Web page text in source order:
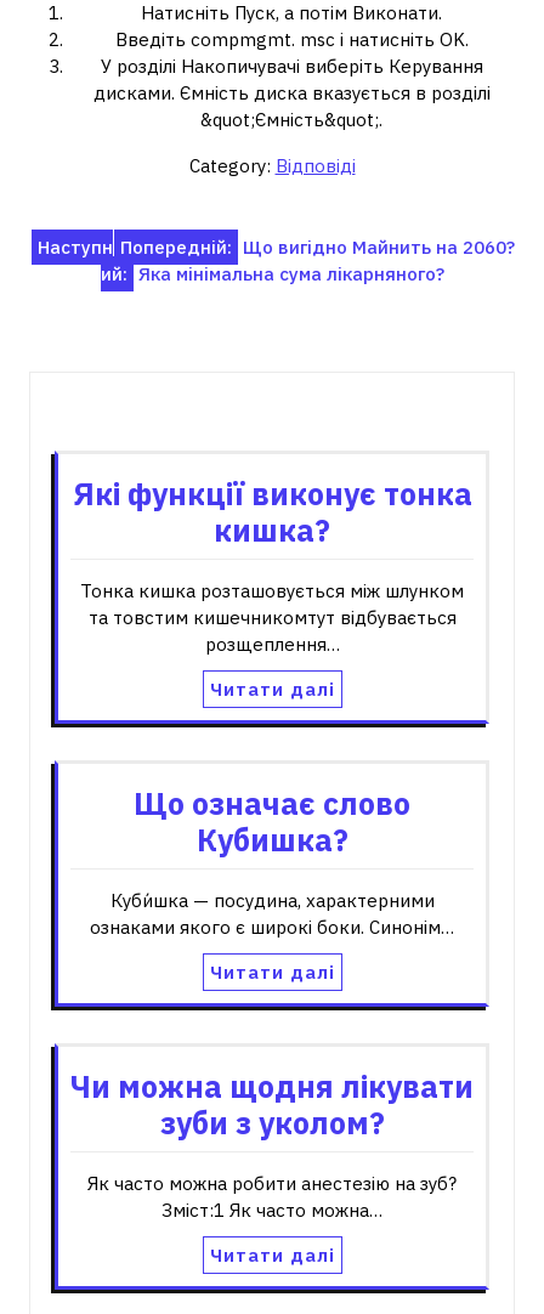
Натисніть Пуск, а потім Виконати.
Введіть compmgmt. msc і натисніть OK.
У розділі Накопичувачі виберіть Керування
дисками. Ємність диска вказується в розділі
&quot;Ємність&quot;.
Category: Відповіді
Навігація
записів
Попередній: Що вигідно Майнить на 2060?
Наступн
ий: Яка мінімальна сума лікарняного?
Які функції виконує тонка
кишка?
Тонка кишка розташовується між шлунком
та товстим кишечникомтут відбувається
розщеплення…
Читати далі
Що означає слово
Кубишка?
Куби́шка — посудина, характерними
ознаками якого є широкі боки. Синонім…
Читати далі
Чи можна щодня лікувати
зуби з уколом?
Як часто можна робити анестезію на зуб?
Зміст:1 Як часто можна…
Читати далі